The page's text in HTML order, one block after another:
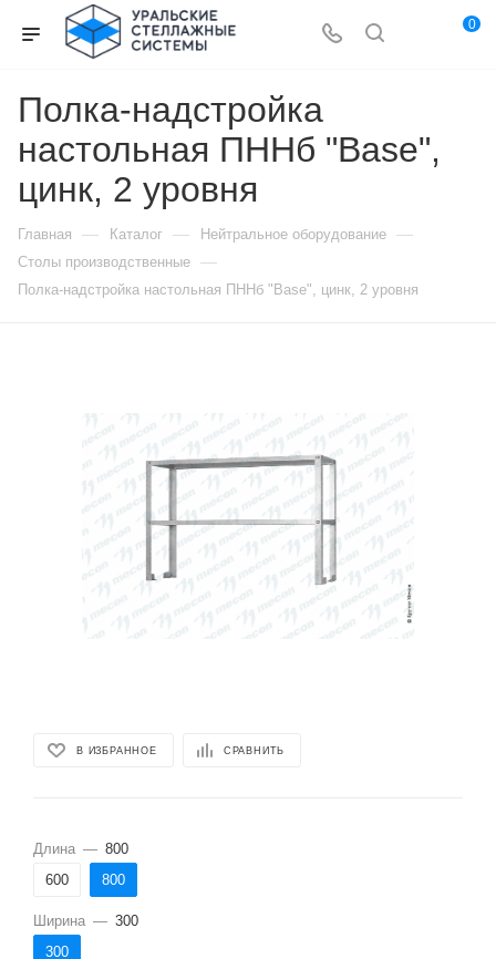
0
Полка-надстройка
настольная ПННб "Base",
цинк, 2 уровня
Главная — Каталог — Нейтральное оборудование —
Столы производственные —
Полка-надстройка настольная ПННб "Base", цинк, 2 уровня
В ИЗБРАННОЕ СРАВНИТЬ
Длина — 800
600
800
Ширина — 300
300